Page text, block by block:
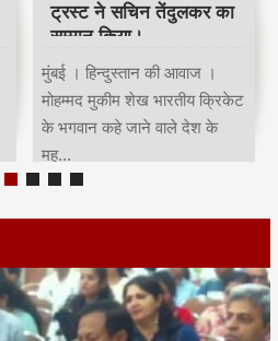
ट्रस्ट ने सचिन तेंदुलकर का
सम्मान किया।
मुंबई । हिन्दुस्तान की आवाज ।
मोहम्मद मुकीम शेख भारतीय क्रिकेट
के भगवान कहे जाने वाले देश के
मह...